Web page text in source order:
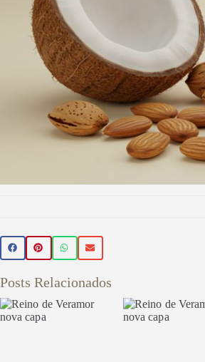
Posts Relacionados